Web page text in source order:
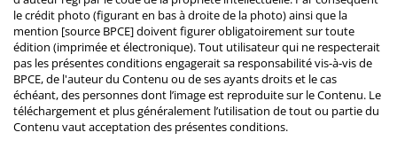
le crédit photo (figurant en bas à droite de la photo) ainsi que la
mention [source BPCE] doivent figurer obligatoirement sur toute
édition (imprimée et électronique). Tout utilisateur qui ne respecterait
pas les présentes conditions engagerait sa responsabilité vis-à-vis de
BPCE, de l'auteur du Contenu ou de ses ayants droits et le cas
échéant, des personnes dont l’image est reproduite sur le Contenu. Le
téléchargement et plus généralement l’utilisation de tout ou partie du
Contenu vaut acceptation des présentes conditions.